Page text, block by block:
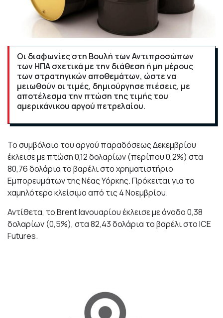
Οι διαφωνίες στη Βουλή των Αντιπροσώπων
των ΗΠΑ σχετικά με την διάθεση ή μη μέρους
των στρατηγικών αποθεμάτων, ώστε να
μειωθούν οι τιμές, δημιούργησε πιέσεις, με
αποτέλεσμα την πτώση της τιμής του
αμερικάνικου αργού πετρελαίου.
Το συμβόλαιο του αργού παραδόσεως Δεκεμβρίου
έκλεισε με πτώση 0,12 δολαρίων (περίπου 0,2%) στα
80,76 δολάρια το βαρέλι στο χρηματιστήριο
Εμπορευμάτων της Νέας Υόρκης. Πρόκειται για το
χαμηλότερο κλείσιμο από τις 4 Νοεμβρίου.
Αντίθετα, το Brent Ιανουαρίου έκλεισε με άνοδο 0,38
δολαρίων (0,5%), στα 82,43 δολάρια το βαρέλι στο ICE
Futures.